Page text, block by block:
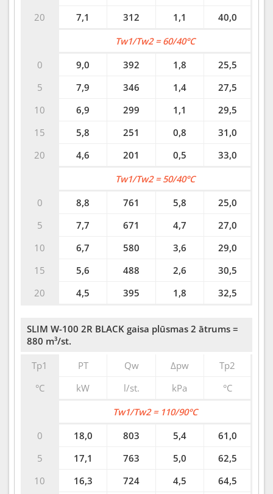
20
7,1
312 1,1 40,0
0
5
10
15
20
Tw1/Tw2 = 60/40°C
9,0
392 1,8
25,5
7,9
346 1,4
27,5
6,9
299 1,1
29,5
5,8
251 0,8
31,0
4,6
201 0,5 33,0
0
5
10
15
20
Tw1/Tw2 = 50/40°C
8,8
761 5,8
25,0
7,7
671 4,7
27,0
6,7
580 3,6
29,0
5,6
488 2,6
30,5
4,5
395 1,8 32,5
SLIM W-100 2R BLACK gaisa plūsmas 2 ātrums =
880 m³/st.
Tp1
°C
PT Qw ∆pw
Tp2
kW
l/st. kPa °C
0
5
10
Tw1/Tw2 = 110/90°C
18,0
803 5,4
61,0
17,1
763 5,0
62,5
16,3
724 4,5
64,5